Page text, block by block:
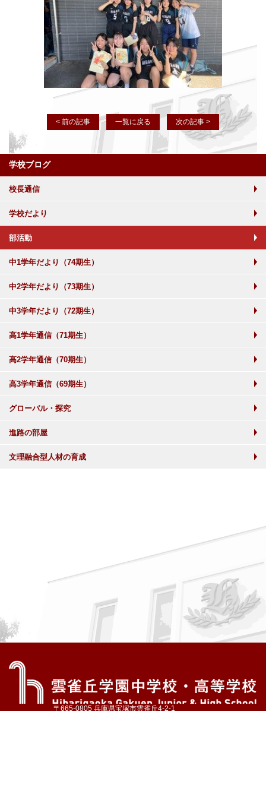
< 前の記事 一覧に戻る 次の記事 >
学校ブログ
校長通信
学校だより
部活動
中1学年だより（74期生）
中2学年だより（73期生）
中3学年だより（72期生）
高1学年通信（71期生）
高2学年通信（70期生）
高3学年通信（69期生）
グローバル・探究
進路の部屋
文理融合型人材の育成
〒665-0805 兵庫県宝塚市雲雀丘4-2-1